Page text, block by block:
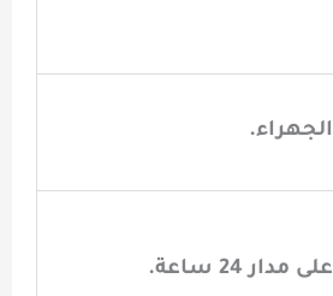
الجهراء.
على مدار 24 ساعة.